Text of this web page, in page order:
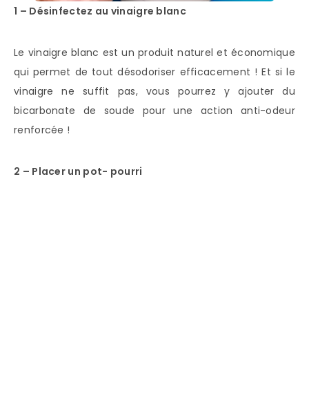
1 – Désinfectez au vinaigre blanc
Le vinaigre blanc est un produit naturel et économique
qui permet de tout désodoriser efficacement ! Et si le
vinaigre ne suffit pas, vous pourrez y ajouter du
bicarbonate de soude pour une action anti-odeur
renforcée !
2 – Placer un pot- pourri